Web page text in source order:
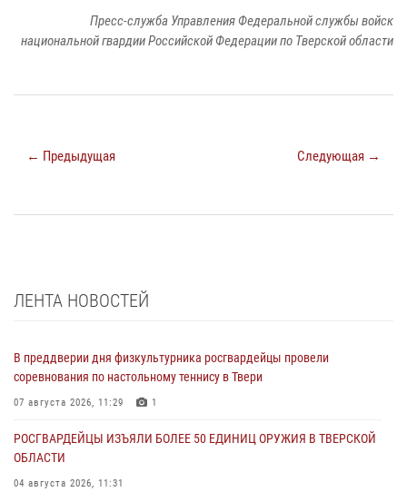
Пресс-служба Управления Федеральной службы войск
национальной гвардии Российской Федерации по Тверской области
← Предыдущая Следующая →
ЛЕНТА НОВОСТЕЙ
В преддверии дня физкультурника росгвардейцы провели
соревнования по настольному теннису в Твери
07 августа 2026, 11:29 1
РОСГВАРДЕЙЦЫ ИЗЪЯЛИ БОЛЕЕ 50 ЕДИНИЦ ОРУЖИЯ В ТВЕРСКОЙ
ОБЛАСТИ
04 августа 2026, 11:31